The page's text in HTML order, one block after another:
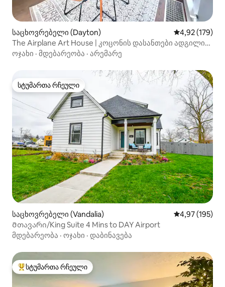
საცხოვრებელი (Dayton) საშუალო
4,92 (179)
The Airplane Art House | კოცონის დასანთები ადგილი
და ხელოვნების ოთახი
ოჯახი · მდებარეობა · არემარე
სტუმართა რჩეული
სტუმართა რჩეული
საცხოვრებელი (Vandalia) საშუალო
4,97 (195)
Მთავარი/King Suite 4 Mins to DAY Airport
მდებარეობა · ოჯახი · დაბინავება
სტუმართა რჩეული მოწინავე ვარიანტი
სტუმართა რჩეული